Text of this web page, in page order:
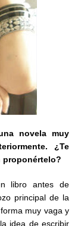
novela muy
¿Te
proponértelo?
libro antes de
principal de la
muy vaga y
idea de escribir